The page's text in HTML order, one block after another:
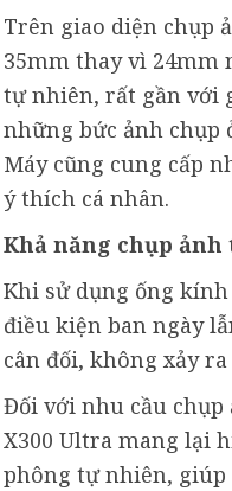
Trên giao diện chụp
35mm thay vì 24mm
tự nhiên, rất gần với
những bức ảnh chụp
Máy cũng cung cấp
ý thích cá nhân.
Khả năng chụp
Khi sử dụng ống
điều kiện ban ngày
cân đối, không xảy
Đối với nhu cầu
X300 Ultra mang lại
phông tự nhiên, giúp